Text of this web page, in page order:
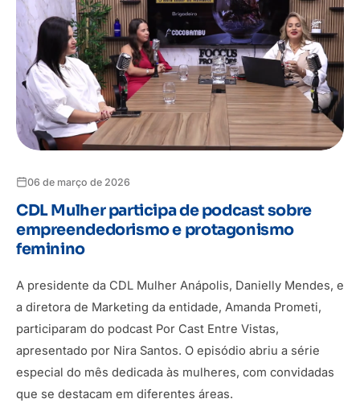
06 de março de 2026
CDL Mulher participa de podcast sobre
empreendedorismo e protagonismo
feminino
A presidente da CDL Mulher Anápolis, Danielly Mendes, e
a diretora de Marketing da entidade, Amanda Prometi,
participaram do podcast Por Cast Entre Vistas,
apresentado por Nira Santos. O episódio abriu a série
especial do mês dedicada às mulheres, com convidadas
que se destacam em diferentes áreas.